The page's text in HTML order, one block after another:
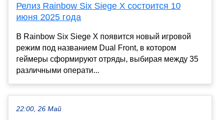
Релиз Rainbow Six Siege X состоится 10
июня 2025 года
В Rainbow Six Siege X появится новый игровой
режим под названием Dual Front, в котором
геймеры сформируют отряды, выбирая между 35
различными операти...
22:00, 26 Май